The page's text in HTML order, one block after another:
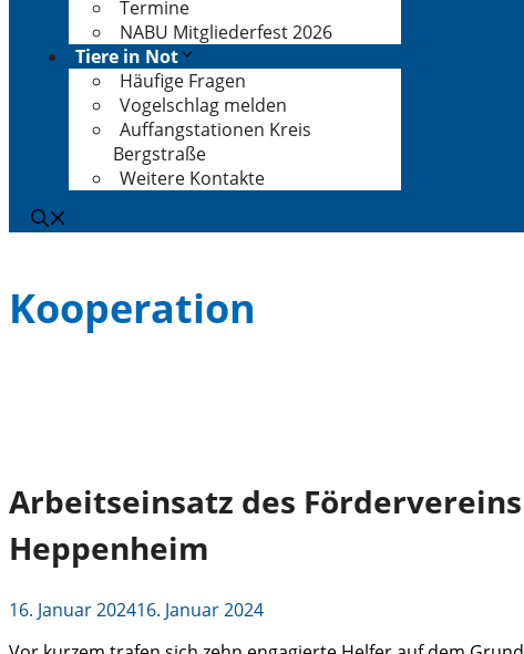
Termine
NABU Mitgliederfest 2026
Tiere in Not
Häufige Fragen
Vogelschlag melden
Auffangstationen Kreis
Bergstraße
Weitere Kontakte
Kooperation
Arbeitseinsatz des
Heppenheim
16. Januar 202416. Januar 2024